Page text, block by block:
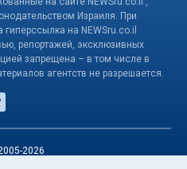
Израиля. При
на NEWSru.co.il
репортажей, эксклюзивных
запрещена – в том числе в
агентств не разрешается.
2026